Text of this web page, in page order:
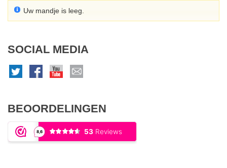
Uw mandje is leeg.
SOCIAL MEDIA
BEOORDELINGEN